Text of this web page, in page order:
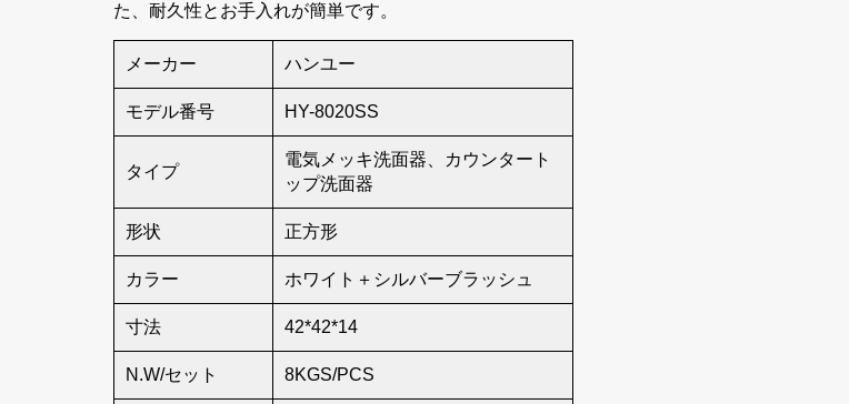
た、耐久性とお手入れが簡単です。
メーカー ハンユー
モデル番号 HY-8020SS
タイプ
電気メッキ洗面器、カウンタート
ップ洗面器
形状 正方形
カラー ホワイト＋シルバーブラッシュ
寸法 42*42*14
N.W/セット 8KGS/PCS